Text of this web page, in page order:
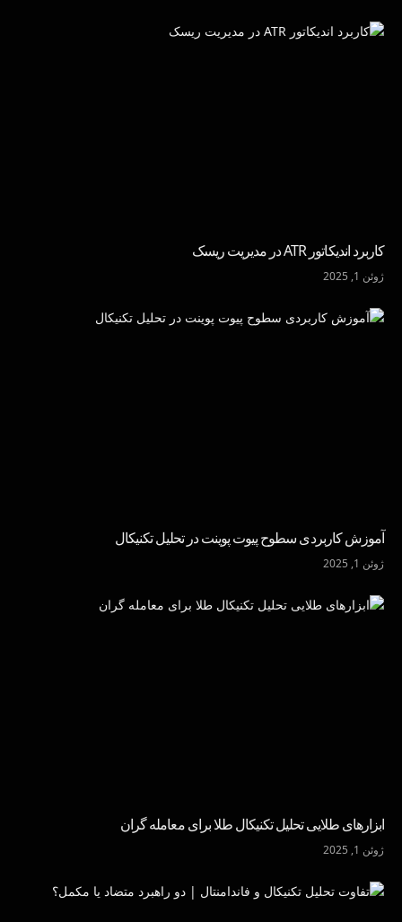
کاربرد اندیکاتور ATR در مدیریت ریسک
ژوئن 1, 2025
آموزش کاربردی سطوح پیوت پوینت در تحلیل تکنیکال
ژوئن 1, 2025
ابزارهای طلایی تحلیل تکنیکال طلا برای معامله گران
ژوئن 1, 2025